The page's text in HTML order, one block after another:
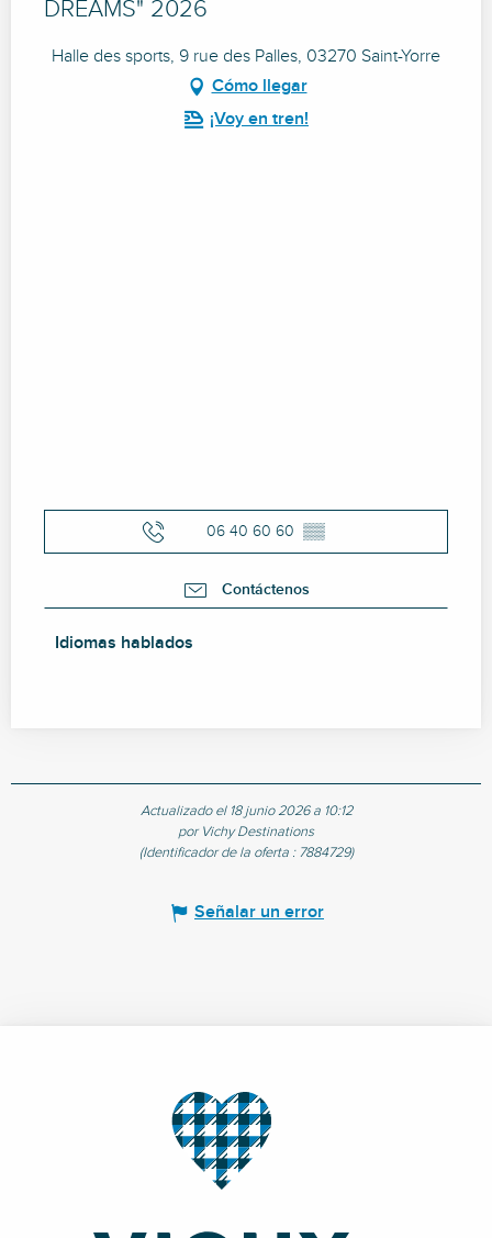
DREAMS" 2026
Halle des sports, 9 rue des Palles, 03270 Saint-Yorre
Cómo llegar
¡Voy en tren!
06 40 60 60 ▒▒
Contáctenos
Idiomas hablados
Idiomas hablados
Actualizado el 18 junio 2026 a 10:12
por Vichy Destinations
(Identificador de la oferta : 7884729)
Señalar un error